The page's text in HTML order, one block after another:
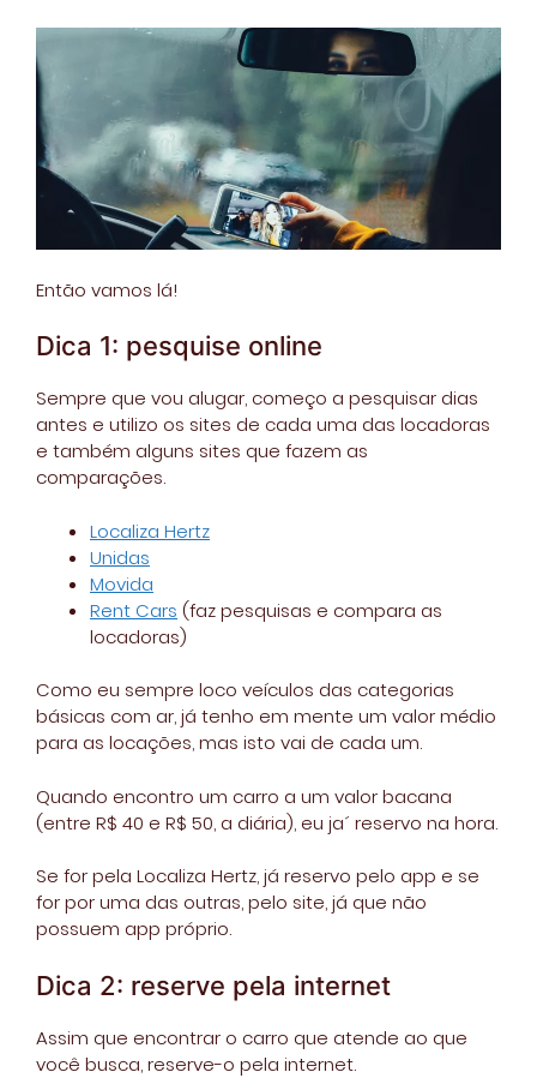
Então vamos lá!
Dica 1: pesquise online
Sempre que vou alugar, começo a pesquisar dias
antes e utilizo os sites de cada uma das locadoras
e também alguns sites que fazem as
comparações.
Localiza Hertz
Unidas
Movida
Rent Cars (faz pesquisas e compara as
locadoras)
Como eu sempre loco veículos das categorias
básicas com ar, já tenho em mente um valor médio
para as locações, mas isto vai de cada um.
Quando encontro um carro a um valor bacana
(entre R$ 40 e R$ 50, a diária), eu ja´ reservo na hora.
Se for pela Localiza Hertz, já reservo pelo app e se
for por uma das outras, pelo site, já que não
possuem app próprio.
Dica 2: reserve pela internet
Assim que encontrar o carro que atende ao que
você busca, reserve-o pela internet.